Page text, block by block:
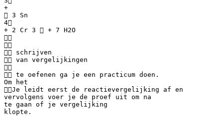
+
 3 Sn
4
+ 2 Cr 3  + 7 H2O


 schrijven
 van vergelijkingen

 te oefenen ga je een practicum doen.
Om het
Je leidt eerst de reactievergelijking af en
vervolgens voer je de proef uit om na
te gaan of je vergelijking
klopte.